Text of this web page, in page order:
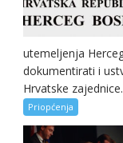
utemeljenja
dokumentirati i
Hrvatske
Priopćenja